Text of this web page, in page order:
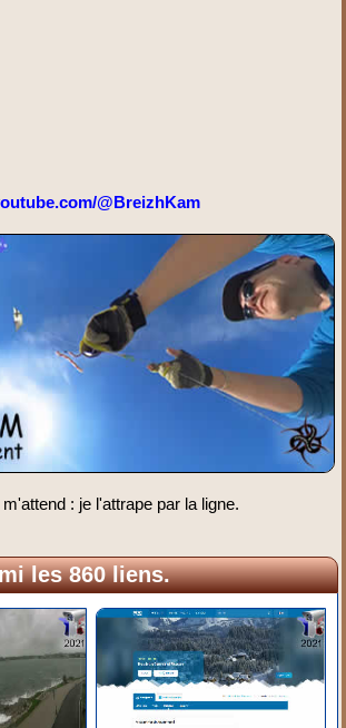
@BreizhKam
: je l'attrape par la ligne.
les 860 liens.